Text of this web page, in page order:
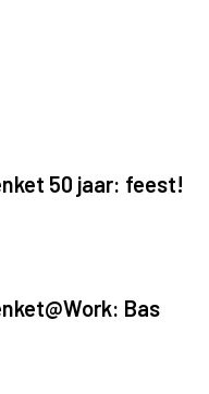
50 jaar: feest!
Bas